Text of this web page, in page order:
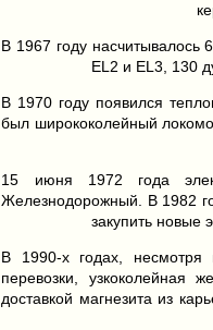
В 1967 году насчитывалось
ЕL2 и EL3, 130
В 1970 году появился
был ширококолейный
15 июня 1972 года
Железнодорожный. В 1982
закупить новые
В 1990-х годах, несмотря
перевозки, узкоколейная
доставкой магнезита из